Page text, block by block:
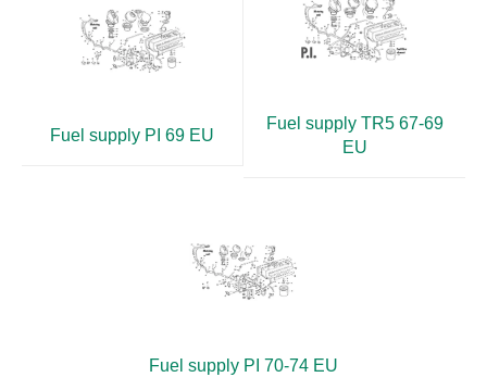
Fuel supply PI 69 EU
Fuel supply TR5 67-69
EU
Fuel supply PI 70-74 EU